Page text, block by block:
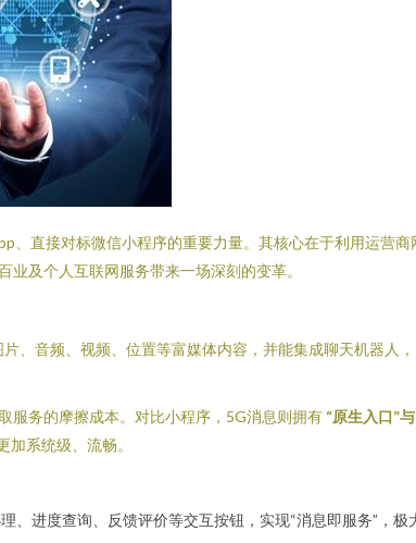
、直接对标微信小程序的重要力量。其核心在于利用运营
及个人互联网服务带来一场深刻的变革。
、音频、视频、位置等富媒体内容，并能集成聊天机器人
服务的摩擦成本。对比小程序，5G消息则拥有 “原生入口”
系统级、流畅。
、进度查询、反馈评价等交互按钮，实现“消息即服务”，极